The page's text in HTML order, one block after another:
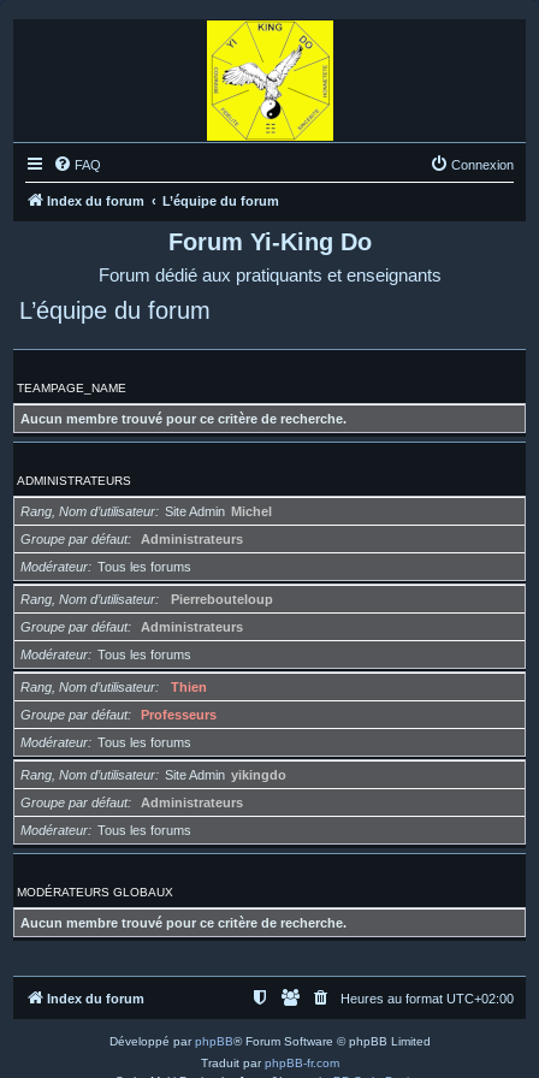
FAQ Connexion
Index du forum L’équipe du forum
Forum Yi-King Do
Forum dédié aux pratiquants et enseignants
L’équipe du forum
TEAMPAGE_NAME
Aucun membre trouvé pour ce critère de recherche.
ADMINISTRATEURS
Rang, Nom d’utilisateur Site Admin Michel
Groupe par défaut
Administrateurs
Modérateur
Tous les forums
Rang, Nom d’utilisateur
Pierrebouteloup
Groupe par défaut
Administrateurs
Modérateur
Tous les forums
Rang, Nom d’utilisateur
Thien
Groupe par défaut
Professeurs
Modérateur
Tous les forums
Rang, Nom d’utilisateur Site Admin yikingdo
Groupe par défaut
Administrateurs
Modérateur
Tous les forums
MODÉRATEURS GLOBAUX
Aucun membre trouvé pour ce critère de recherche.
Index du forum Heures au format UTC+02:00
Développé parphpBB® Forum Software © phpBB Limited
Traduit parphpBB-fr.com